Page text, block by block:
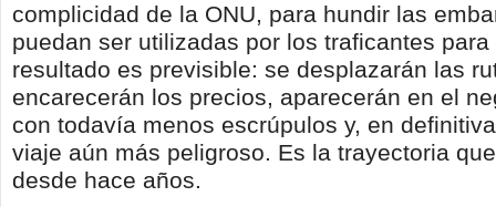
complicidad de la ONU, para hundir las
puedan ser utilizadas por los traficantes
resultado es previsible: se desplazarán las
encarecerán los precios, aparecerán en el
con todavía menos escrúpulos y, en
viaje aún más peligroso. Es la trayectoria
desde hace años.